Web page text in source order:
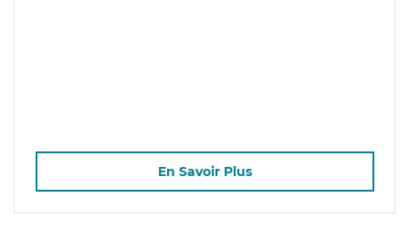
En Savoir Plus